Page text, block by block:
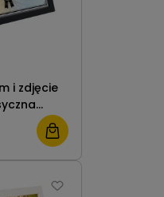
i zdjęcie
BD